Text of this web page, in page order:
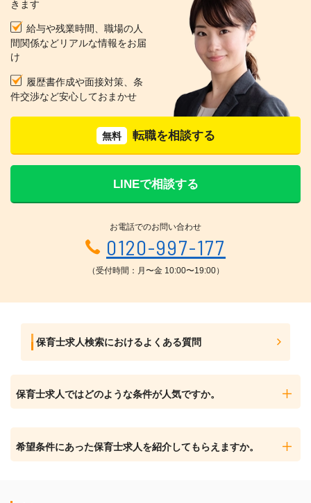
きます
給与や残業時間、職場の人
間関係などリアルな情報をお届
け
履歴書作成や面接対策、条
件交渉など安心しておまかせ
無料 転職を相談する
LINEで相談する
お電話でのお問い合わせ
0120-997-177
（受付時間：月〜金 10:00〜19:00）
保育士求人検索におけるよくある質問
保育士求人ではどのような条件が人気ですか。
希望条件にあった保育士求人を紹介してもらえますか。